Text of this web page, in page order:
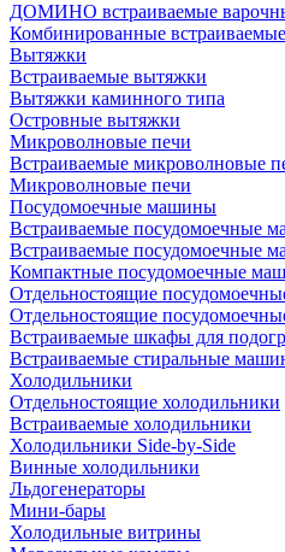
ДОМИНО встраиваемые
Комбинированные
Вытяжки
Встраиваемые вытяжки
Вытяжки каминного типа
Островные вытяжки
Микроволновые печи
Встраиваемые микроволновые
Микроволновые печи
Посудомоечные машины
Встраиваемые посудомоечные
Встраиваемые посудомоечные
Компактные посудомоечные
Отдельностоящие
Отдельностоящие
Встраиваемые шкафы для
Встраиваемые стиральные
Холодильники
Отдельностоящие холодильники
Встраиваемые холодильники
Холодильники Side-by-Side
Винные холодильники
Льдогенераторы
Мини-бары
Холодильные витрины